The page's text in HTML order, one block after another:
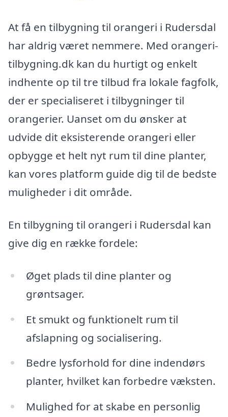
At få en tilbygning til orangeri i Rudersdal
har aldrig været nemmere. Med orangeri-
tilbygning.dk kan du hurtigt og enkelt
indhente op til tre tilbud fra lokale fagfolk,
der er specialiseret i tilbygninger til
orangerier. Uanset om du ønsker at
udvide dit eksisterende orangeri eller
opbygge et helt nyt rum til dine planter,
kan vores platform guide dig til de bedste
muligheder i dit område.
En tilbygning til orangeri i Rudersdal kan
give dig en række fordele:
Øget plads til dine planter og
grøntsager.
Et smukt og funktionelt rum til
afslapning og socialisering.
Bedre lysforhold for dine indendørs
planter, hvilket kan forbedre væksten.
Mulighed for at skabe en personlig